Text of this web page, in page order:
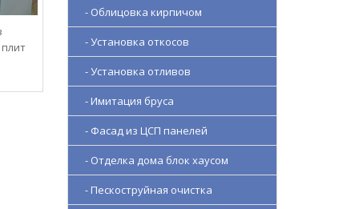
- Облицовка кирпичом
- Установка откосов
- Установка отливов
- Имитация бруса
- Фасад из ЦСП панелей
- Отделка дома блок хаусом
- Пескоструйная очистка